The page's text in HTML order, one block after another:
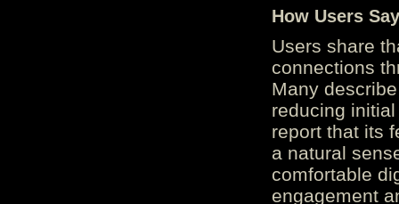
How Users
Users share
connections
Many
reducing
report that its
a natural
comfortable
engagement